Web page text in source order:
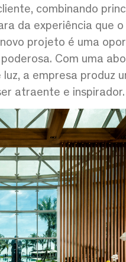
combinando
da experiência que
projeto é uma
Com uma
a empresa produz
atraente e inspirador.